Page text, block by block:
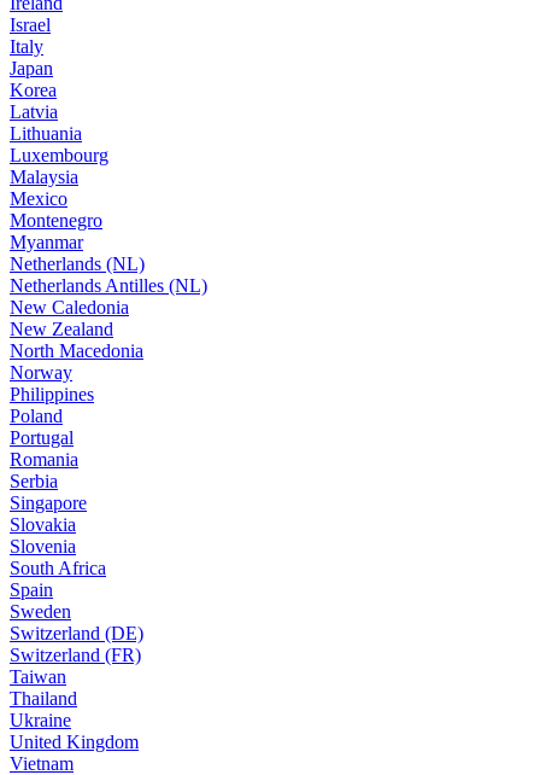
Israel
Italy
Japan
Korea
Latvia
Lithuania
Luxembourg
Malaysia
Mexico
Montenegro
Myanmar
Netherlands (NL)
Netherlands Antilles (NL)
New Caledonia
New Zealand
North Macedonia
Norway
Philippines
Poland
Portugal
Romania
Serbia
Singapore
Slovakia
Slovenia
South Africa
Spain
Sweden
Switzerland (DE)
Switzerland (FR)
Taiwan
Thailand
Ukraine
United Kingdom
Vietnam